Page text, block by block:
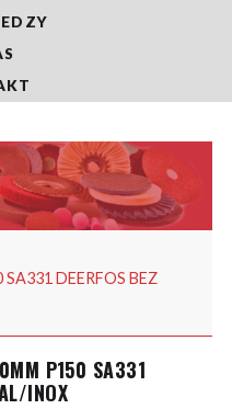
DEERFOS BEZ
P150 SA331
INOX